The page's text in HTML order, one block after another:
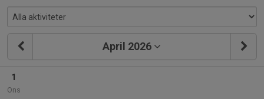
April 2026
1
Ons